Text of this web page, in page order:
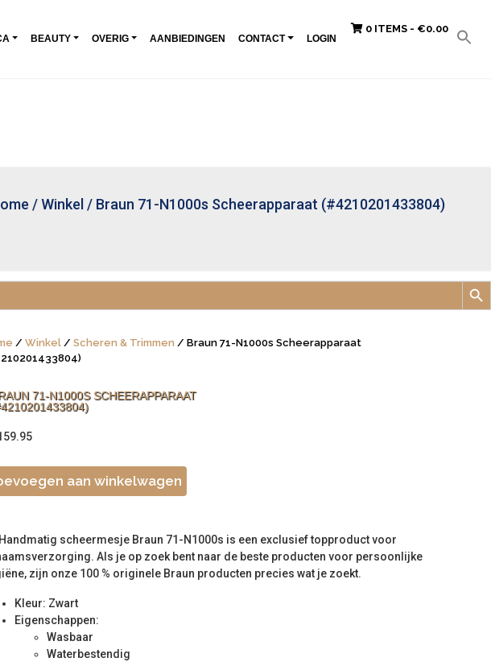
BEAUTY OVERIG AANBIEDINGEN CONTACT LOGIN
0 ITEMS - €0.00
/Winkel / Braun 71-N1000s Scheerapparaat (#4210201433804)
/ Winkel / Scheren & Trimmen / Braun 71-N1000s Scheerapparaat
71-N1000S SCHEERAPPARAAT
aan winkelwagen
Handmatig scheermesje Braun 71-N1000s is een exclusief topproduct voor
Als je op zoek bent naar de beste producten voor persoonlijke
zijn onze 100 % originele Braun producten precies wat je zoekt.
Kleur: Zwart
Eigenschappen:
Wasbaar
Waterbestendig